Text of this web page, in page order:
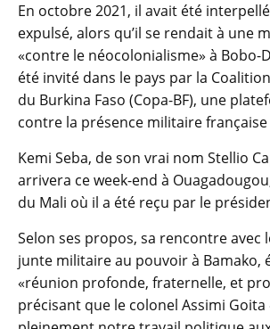
En octobre 2021, il avait été
expulsé, alors qu’il se rendait à une
«contre le néocolonialisme» à Bobo-
été invité dans le pays par la
du Burkina Faso (Copa-BF), une
contre la présence militaire française
Kemi Seba, de son vrai nom Stellio
arrivera ce week-end à
du Mali où il a été reçu par le
Selon ses propos, sa rencontre avec
junte militaire au pouvoir à Bamako,
«réunion profonde, fraternelle, et
précisant que le colonel Assimi